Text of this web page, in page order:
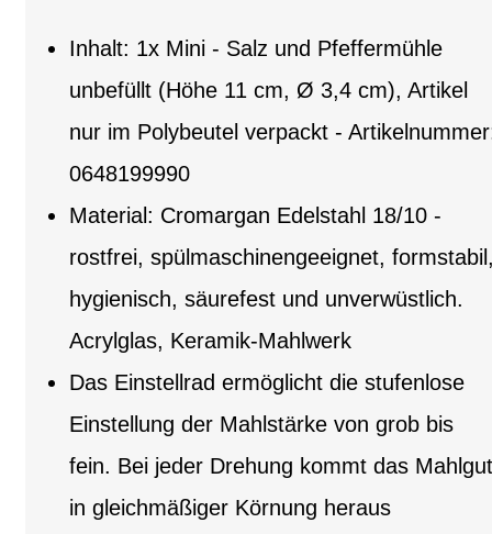
Inhalt: 1x Mini - Salz und Pfeffermühle
unbefüllt (Höhe 11 cm, Ø 3,4 cm), Artikel
nur im Polybeutel verpackt -
0648199990
Material: Cromargan Edelstahl 18/10 -
rostfrei, spülmaschinengeeignet,
hygienisch, säurefest und unverwüstlich.
Acrylglas, Keramik-Mahlwerk
Das Einstellrad ermöglicht die stufenlose
Einstellung der Mahlstärke von grob bis
fein. Bei jeder Drehung kommt das Mahlgut
in gleichmäßiger Körnung heraus